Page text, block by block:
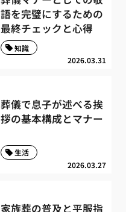
語を完璧にするための
最終チェックと心得
2026.03.31
知識
葬儀で息子が述べる挨
拶の基本構成とマナー
2026.03.27
生活
家族葬の普及と平服指